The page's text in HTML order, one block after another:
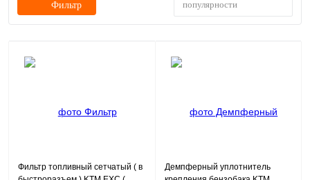
Фильтр популярности
Фильтр топливный сетчатый ( в
Демпферный уплотнитель